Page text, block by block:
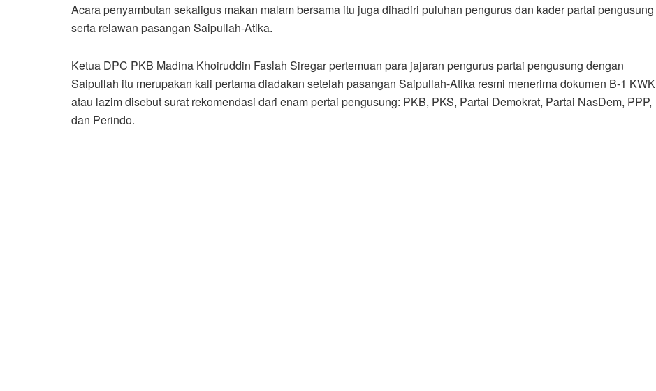
Acara penyambutan sekaligus makan malam bersama itu juga dihadiri puluhan pengurus dan kader partai pengusung
serta relawan pasangan Saipullah-Atika.
Ketua DPC PKB Madina Khoiruddin Faslah Siregar pertemuan para jajaran pengurus partai pengusung dengan
Saipullah itu merupakan kali pertama diadakan setelah pasangan Saipullah-Atika resmi menerima dokumen B-1 KWK
atau lazim disebut surat rekomendasi dari enam pertai pengusung: PKB, PKS, Partai Demokrat, Partai NasDem, PPP,
dan Perindo.